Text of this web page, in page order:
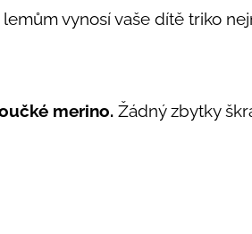
vynosí vaše dítě triko
merino. Žádný zbytky